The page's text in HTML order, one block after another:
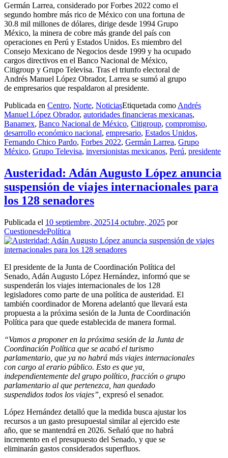
Germán Larrea, considerado por Forbes 2022 como el
segundo hombre más rico de México con una fortuna de
30.8 mil millones de dólares, dirige desde 1994 Grupo
México, la minera de cobre más grande del país con
operaciones en Perú y Estados Unidos. Es miembro del
Consejo Mexicano de Negocios desde 1999 y ha ocupado
cargos directivos en el Banco Nacional de México,
Citigroup y Grupo Televisa. Tras el triunfo electoral de
Andrés Manuel López Obrador, Larrea se sumó al grupo
de empresarios que respaldaron al presidente.
Publicada en Centro, Norte, NoticiasEtiquetada como Andrés
Manuel López Obrador, autoridades financieras mexicanas,
Banamex, Banco Nacional de México, Citigroup, compromiso,
desarrollo económico nacional, empresario, Estados Unidos,
Fernando Chico Pardo, Forbes 2022, Germán Larrea, Grupo
México, Grupo Televisa, inversionistas mexicanos, Perú, presidente
Austeridad: Adán Augusto López anuncia
suspensión de viajes internacionales para
los 128 senadores
Publicada el 10 septiembre, 202514 octubre, 2025 por
CuestionesdePolítica
El presidente de la Junta de Coordinación Política del
Senado, Adán Augusto López Hernández, informó que se
suspenderán los viajes internacionales de los 128
legisladores como parte de una política de austeridad. El
también coordinador de Morena adelantó que llevará esta
propuesta a la próxima sesión de la Junta de Coordinación
Política para que quede establecida de manera formal.
“Vamos a proponer en la próxima sesión de la Junta de
Coordinación Política que se acabó el turismo
parlamentario, que ya no habrá más viajes internacionales
con cargo al erario público. Esto es que ya,
independientemente del grupo político, fracción o grupo
parlamentario al que pertenezca, han quedado
suspendidos todos los viajes”, expresó el senador.
López Hernández detalló que la medida busca ajustar los
recursos a un gasto presupuestal similar al ejercido este
año, que se mantendrá en 2026. Señaló que no habrá
incremento en el presupuesto del Senado, y que se
eliminarán gastos considerados superfluos.